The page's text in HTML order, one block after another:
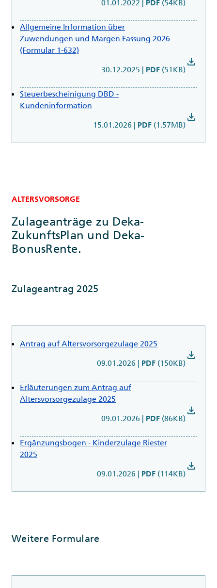
01.01.2022 | PDF (54KB)
Allgemeine Information über
Zuwendungen und Margen Fassung 2026
(Formular 1-632)
30.12.2025 | PDF (51KB)
download
Steuerbescheinigung DBD -
Kundeninformation
15.01.2026 | PDF (1.57MB)
download
ALTERSVORSORGE
Zulageanträge zu Deka-
ZukunftsPlan und Deka-
BonusRente.
Zulageantrag 2025
Antrag auf Altersvorsorgezulage 2025
09.01.2026 | PDF (150KB)
download
Erläuterungen zum Antrag auf
Altersvorsorgezulage 2025
09.01.2026 | PDF (86KB)
download
Ergänzungsbogen - Kinderzulage Riester
2025
09.01.2026 | PDF (114KB)
download
Weitere Formulare